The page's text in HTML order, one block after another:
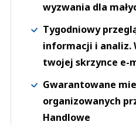
wyzwania dla
Tygodniowy
informacji i analiz.
twojej skrzynce e-
Gwarantowane
organizowanych
Handlowe